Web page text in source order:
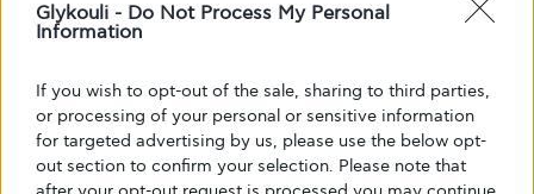
Glykouli - Do Not Process My Personal
Information
If you wish to opt-out of the sale, sharing to third parties,
or processing of your personal or sensitive information
for targeted advertising by us, please use the below opt-
out section to confirm your selection. Please note that
Η βρώμη περιέχει β-γλυκάνη που βοηθά στη
εκδοχή.
Υλικά (για περίπου 20-25 κομμάτια)